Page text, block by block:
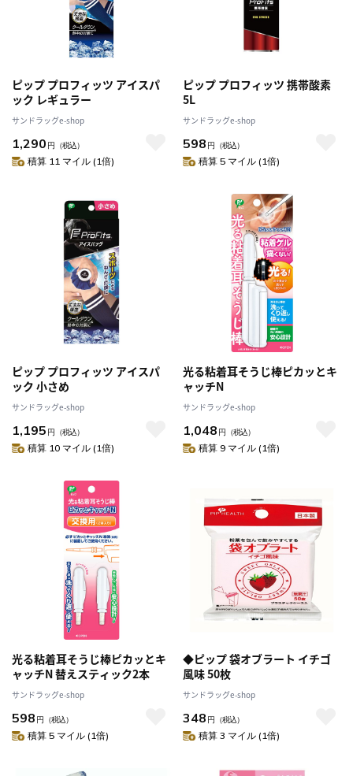
ピップ プロフィッツ アイスパ
ック レギュラー
サンドラッグe-shop
1,290 円 （税込）
積算 11 マイル (1倍)
ピップ プロフィッツ 携帯酸素
5L
サンドラッグe-shop
598 円 （税込）
積算 5 マイル (1倍)
ピップ プロフィッツ アイスパ
ック 小さめ
サンドラッグe-shop
1,195 円 （税込）
積算 10 マイル (1倍)
光る粘着耳そうじ棒ピカッとキ
ャッチN
サンドラッグe-shop
1,048 円 （税込）
積算 9 マイル (1倍)
光る粘着耳そうじ棒ピカッとキ
ャッチN 替えスティック2本
サンドラッグe-shop
598 円 （税込）
積算 5 マイル (1倍)
◆ピップ 袋オブラート イチゴ
風味 50枚
サンドラッグe-shop
348 円 （税込）
積算 3 マイル (1倍)